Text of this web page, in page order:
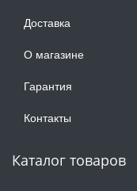
Доставка
О магазине
Гарантия
Контакты
Каталог товаров